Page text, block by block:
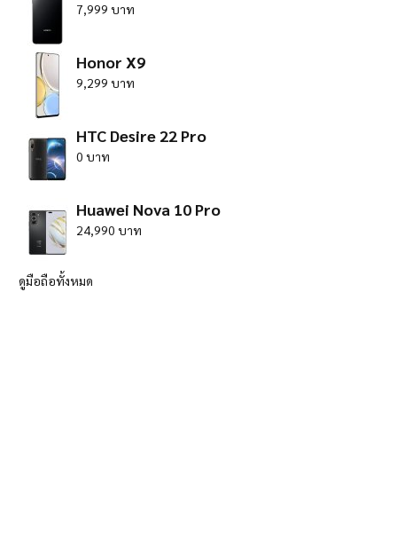
7,999 บาท
Honor X9
9,299 บาท
HTC Desire 22 Pro
0 บาท
Huawei Nova 10 Pro
24,990 บาท
ดูมือถือทั้งหมด